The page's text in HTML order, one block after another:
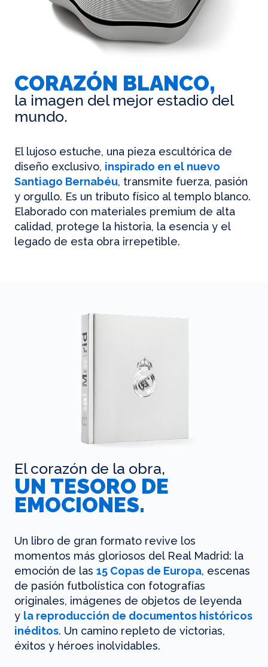
CORAZÓN BLANCO,
la imagen del mejor estadio del
mundo.
El lujoso estuche, una pieza escultórica de
diseño exclusivo, inspirado en el nuevo
Santiago Bernabéu, transmite fuerza, pasión
y orgullo. Es un tributo físico al templo blanco.
Elaborado con materiales premium de alta
calidad, protege la historia, la esencia y el
legado de esta obra irrepetible.
El corazón de la obra,
UN TESORO DE
EMOCIONES.
Un libro de gran formato revive los
momentos más gloriosos del Real Madrid: la
emoción de las 15 Copas de Europa, escenas
de pasión futbolística con fotografías
originales, imágenes de objetos de leyenda
y la reproducción de documentos históricos
inéditos. Un camino repleto de victorias,
éxitos y héroes inolvidables.